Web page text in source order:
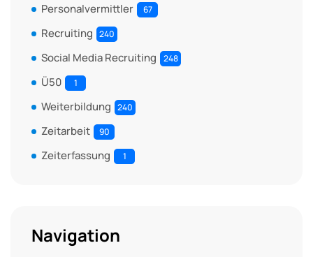
Personalvermittler 67
Recruiting 240
Social Media Recruiting 248
Ü50 1
Weiterbildung 240
Zeitarbeit 90
Zeiterfassung 1
Navigation